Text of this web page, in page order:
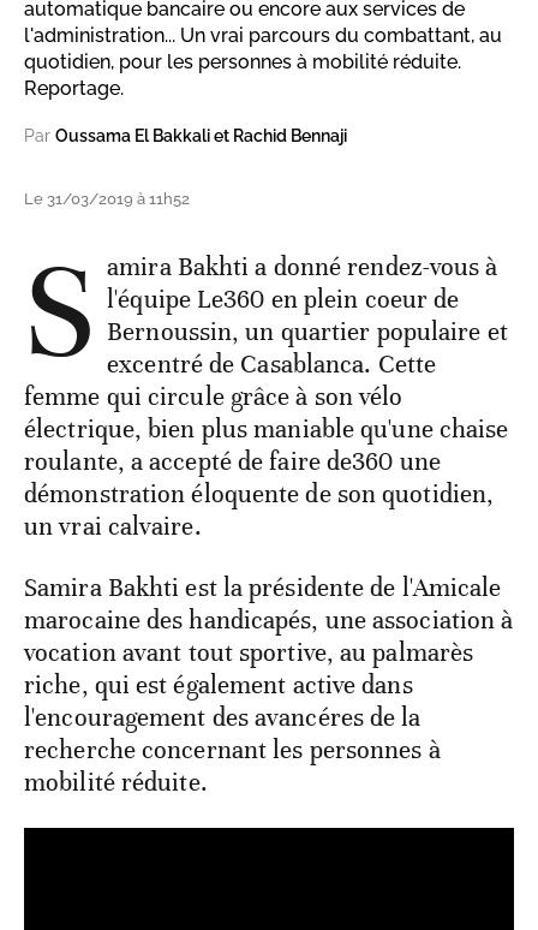
automatique bancaire ou encore aux services de
l'administration... Un vrai parcours du combattant, au
quotidien, pour les personnes à mobilité réduite.
Reportage.
Par Oussama El Bakkali et Rachid Bennaji
Le 31/03/2019 à 11h52
S amira Bakhti a donné rendez-vous à
l'équipe Le360 en plein coeur de
Bernoussin, un quartier populaire et
excentré de Casablanca. Cette
femme qui circule grâce à son vélo
électrique, bien plus maniable qu'une chaise
roulante, a accepté de faire de360 une
démonstration éloquente de son quotidien,
un vrai calvaire.
Samira Bakhti est la présidente de l'Amicale
marocaine des handicapés, une association à
vocation avant tout sportive, au palmarès
riche, qui est également active dans
l'encouragement des avancéres de la
recherche concernant les personnes à
mobilité réduite.